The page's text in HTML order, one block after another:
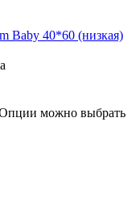
Baby 40*60 (низкая)
Опции можно выбрать